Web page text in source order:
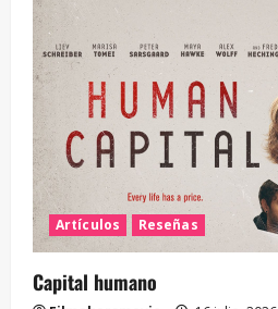
Artículos Reseñas
Capital humano